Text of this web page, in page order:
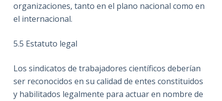
organizaciones, tanto en el plano nacional como en
el internacional.
5.5 Estatuto legal
Los sindicatos de trabajadores científicos deberían
ser reconocidos en su calidad de entes constituidos
y habilitados legalmente para actuar en nombre de